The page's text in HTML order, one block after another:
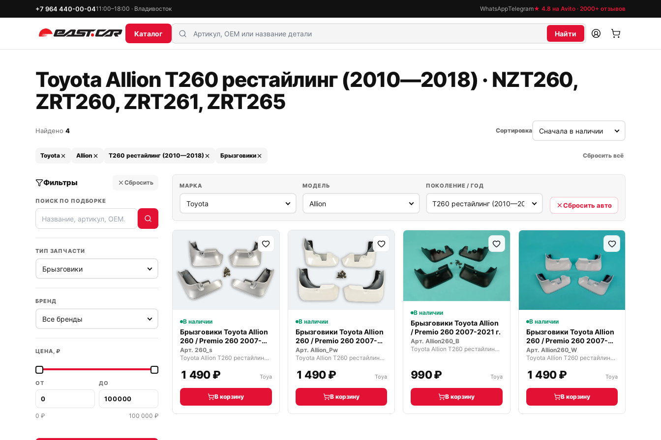
+7 964 440-00-0411:00–18:00 · Владивосток WhatsAppTelegram★ 4.8 на Avito · 2000+ отзывов
Каталог Найти
Toyota Allion T260 рестайлинг (2010—2018) · NZT260,
ZRT260, ZRT261, ZRT265
Найдено 4 Сортировка
Toyota Allion T260 рестайлинг (2010—2018) Брызговики Сбросить всё
Фильтры Сбросить
ПОИСК ПО ПОДБОРКЕ
ТИП ЗАПЧАСТИ
БРЕНД
ЦЕНА, ₽
ОТ ДО
0 ₽ 100 000 ₽
МАРКА МОДЕЛЬ ПОКОЛЕНИЕ / ГОД
Сбросить авто
В наличии
Брызговики Toyota Allion
260 / Premio 260 2007-
21г
Арт. 260_s
Toyota Allion T260 рестайлинг (2010—2018)
1 490 ₽ Toya
В корзину
В наличии
Брызговики Toyota Allion
260 / Premio 260 2007-
21г
Арт. Allion_Pw
Toyota Allion T260 рестайлинг (2010—2018)
1 490 ₽ Toya
В корзину
В наличии
Брызговики Toyota Allion
/ Premio 260 2007-2021 г.
Арт. Allion260_B
Toyota Allion T260 рестайлинг (2010—2018)
990 ₽ Toya
В корзину
В наличии
Брызговики Toyota Allion
260 / Premio 260 2007-
21г
Арт. Allion260_W
Toyota Allion T260 рестайлинг (2010—2018)
1 490 ₽ Toya
В корзину